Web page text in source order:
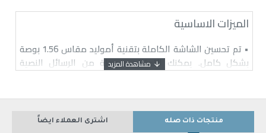
الميزات الاساسية
• تم تحسين الشاشة الكاملة بتقنية أموليد مقاس 1.56 بوصة
بشكل كامل. يمكنك التحقق بسهولة من الرسائل النصية
والمكالمات والإشعارات بلمحة سريعة.
• تأتي ساعة مي سمارت باند 6 بتصميم كلاسيكي مع شاشة
كبيرة الحجم ومبتكرة وحواف منحنية يمنحها الراحة والأناقة عند
الارتداء.منتجات ذات صله اشترى العملاء ايضاً